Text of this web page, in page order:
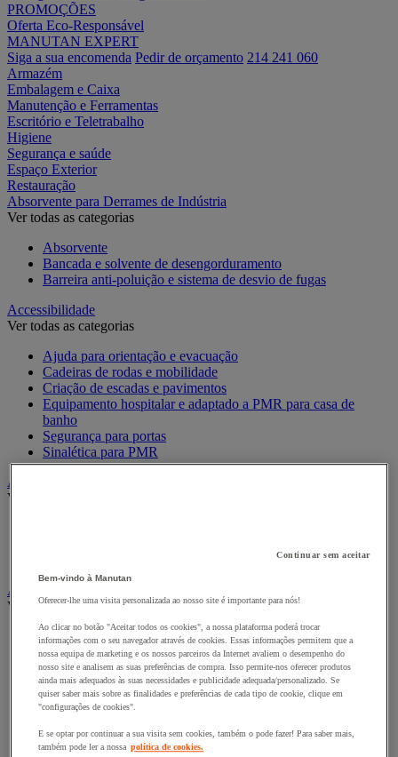
PROMOÇÕES
Oferta Eco-Responsável
MANUTAN EXPERT
Siga a sua encomenda Pedir de orçamento 214 241 060
Armazém
Embalagem e Caixa
Manutenção e Ferramentas
Escritório e Teletrabalho
Higiene
Segurança e saúde
Espaço Exterior
Restauração
Absorvente para Derrames de Indústria
Ver todas as categorias
Absorvente
Bancada e solvente de desengorduramento
Barreira anti-poluição e sistema de desvio de fugas
Accessibilidade
Ver todas as categorias
Ajuda para orientação e evacuação
Cadeiras de rodas e mobilidade
Criação de escadas e pavimentos
Equipamento hospitalar e adaptado a PMR para casa de
banho
Segurança para portas
Sinalética para PMR
Alarme e videovigilância
Ver todas as categorias
Armário de segurança e armazenamento de materiais perigosos
Ver todas as categorias
Acessórios para armários de segurança e armazenamento
Armário de armazenamento seguro
Armário para produtos corrosivos
Armário para produtos fitossanitários
Armário para produtos inflamáveis
Armários multirriscos
Armários para baterias de iões de lítio
Armários para produtos tóxicos
Continuar sem aceitar
Bem-vindo à Manutan
Oferecer-lhe uma visita personalizada ao nosso site é importante para nós!
Ao clicar no botão "Aceitar todos os cookies", a nossa plataforma poderá trocar
informações com o seu navegador através de cookies. Essas informações permitem que a
nossa equipa de marketing e os nossos parceiros da Internet avaliem o desempenho do
nosso site e analisem as suas preferências de compra. Isso permite-nos oferecer produtos
ainda mais adequados às suas necessidades e publicidade adequada/personalizado. Se
quiser saber mais sobre as finalidades e preferências de cada tipo de cookie, clique em
"configurações de cookies".
E se optar por continuar a sua visita sem cookies, também o pode fazer! Para saber mais,
também pode ler a nossa política de cookies.